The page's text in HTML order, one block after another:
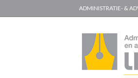
ADMINISTRATIE- &